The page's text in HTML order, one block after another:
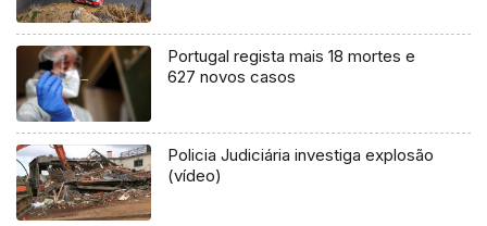
Portugal regista mais 18 mortes e
627 novos casos
Policia Judiciária investiga explosão
(vídeo)